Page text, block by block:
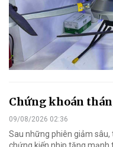
Chứng khoán
09/08/2026 02:36
Sau những phiên giảm